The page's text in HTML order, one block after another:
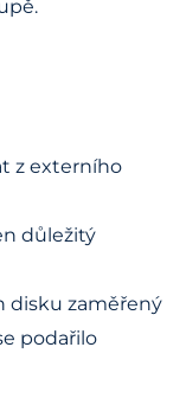
z externího
důležitý
disku zaměřený
podařilo